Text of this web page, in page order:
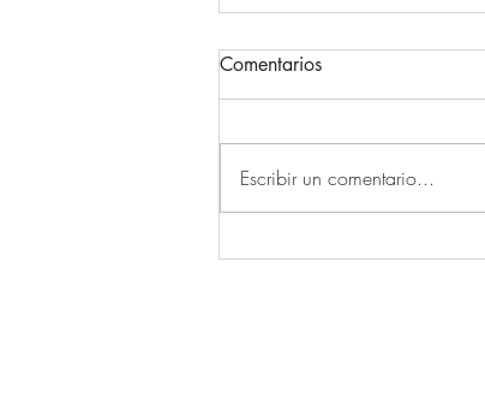
LAS TRES CRITICAS
Comentarios
Escribir un comentario...